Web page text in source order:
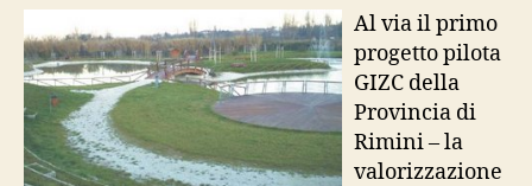
della
del
Conca
Al via il primo
progetto pilota
GIZC della
Provincia di
Rimini – la
valorizzazione